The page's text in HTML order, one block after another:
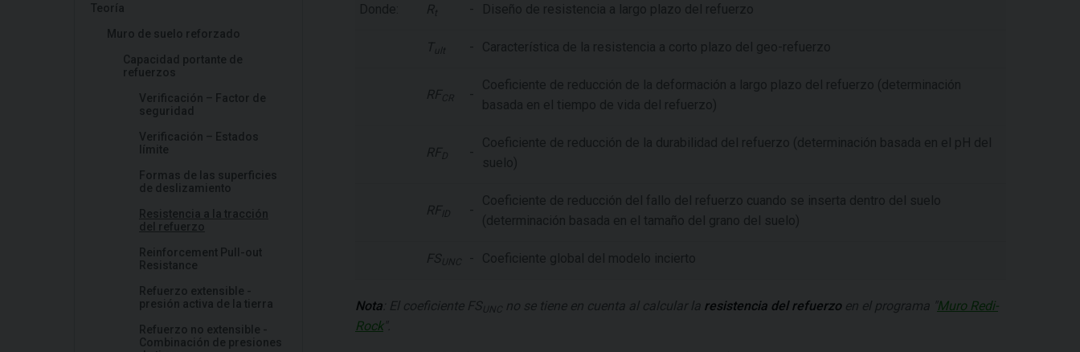
Teoría
Muro de suelo reforzado
Capacidad portante de
refuerzos
Verificación – Factor de
seguridad
Verificación – Estados
límite
Formas de las superficies
de deslizamiento
Resistencia a la tracción
del refuerzo
Reinforcement Pull-out
Resistance
Refuerzo extensible -
presión activa de la tierra
Refuerzo no extensible -
Combinación de presiones
Donde: R t - Diseño de resistencia a largo plazo del refuerzo
T ult - Característica de la resistencia a corto plazo del geo-refuerzo
RF CR -
Coeficiente de reducción de la deformación a largo plazo del refuerzo (determinación
basada en el tiempo de vida del refuerzo)
RF D -
Coeficiente de reducción de la durabilidad del refuerzo (determinación basada en el pH del
suelo)
RF ID -
Coeficiente de reducción del fallo del refuerzo cuando se inserta dentro del suelo
(determinación basada en el tamaño del grano del suelo)
FSUNC - Coeficiente global del modelo incierto
Nota: El coeficiente FSUNC no se tiene en cuenta al calcular la resistencia del refuerzoen el programa "Muro Redi-
Rock".